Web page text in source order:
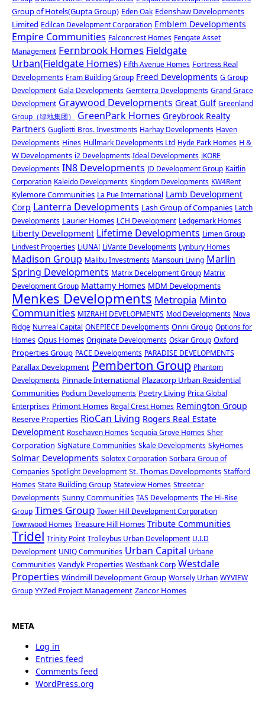
Group of Hotels(Gupta Group) Eden Oak Edenshaw Developments
Limited Edilcan Development Corporation Emblem Developments
Empire Communities Falconcrest Homes Fengate Asset
Management Fernbrook Homes Fieldgate
Urban(Fieldgate Homes) Fifth Avenue Homes Fortress Real
Developments Fram Building Group Freed Developments G Group
Development Gala Developments Gemterra Developments Grand Grace
Development Graywood Developments Great Gulf Greenland
Group（绿地集团）
GreenPark Homes Greybrook Realty
Partners Guglietti Bros. Investments Harhay Developments Haven
Developments Hines Hullmark Developments Ltd Hyde Park Homes H＆
W Developments i2 Developments Ideal Developments iKORE
Developments IN8 Developments JD Development Group Kaitlin
Corporation Kaleido Developments Kingdom Developments KW4Rent
Kylemore Communities La Pue International Lamb Development
Corp Lanterra Developments Lash Group of Companies Latch
Developments Laurier Homes LCH Development Ledgemark Homes
Liberty Development Lifetime Developments Limen Group
Lindvest Properties LiUNA! LiVante Developments Lynbury Homes
Madison Group Malibu Investments Mansouri Living Marlin
Spring Developments Matrix Decelopment Group Matrix
Development Group Mattamy Homes MDM Developments
Menkes Developments Metropia Minto
Communities MIZRAHI DEVELOPMENTS Mod Developments Nova
Ridge Nurreal Capital ONEPIECE Developments Onni Group Options for
Homes Opus Homes Originate Developments Oskar Group Oxford
Properties Group PACE Developments PARADISE DEVELOPMENTS
Parallax Development Pemberton Group Phantom
Developments Pinnacle International Plazacorp Urban Residential
Communities Podium Developments Poetry Living Prica Global
Enterprises Primont Homes Regal Crest Homes Remington Group
Reserve Properties RioCan Living Rogers Real Estate
Development Rosehaven Homes Sequoia Grove Homes Sher
Corporation SigNature Communities Skale Developments SkyHomes
Solmar Developments Solotex Corporation Sorbara Group of
Companies Spotlight Development St. Thomas Developments Stafford
Homes State Building Group Stateview Homes Streetcar
Developments Sunny Communities TAS Developments The Hi-Rise
Group Times Group Tower Hill Development Corporation
Townwood Homes Treasure Hill Homes Tribute Communities
Tridel Trinity Point Trolleybus Urban Development U.I.D
Development UNIQ Communities Urban Capital Urbane
Communities Vandyk Properties Westbank Corp Westdale
Properties Windmill Development Group Worsely Urban WYVIEW
Group YYZed Project Management Zancor Homes
META
Log in
Entries feed
Comments feed
WordPress.org